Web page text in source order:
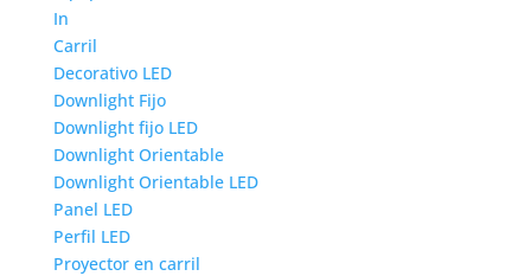
In
Carril
Decorativo LED
Downlight Fijo
Downlight fijo LED
Downlight Orientable
Downlight Orientable LED
Panel LED
Perfil LED
Proyector en carril